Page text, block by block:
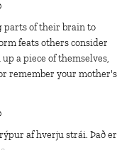
parts of their brain to
feats others consider
a piece of themselves,
remember your mother's
af hverju strái. Það er